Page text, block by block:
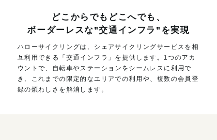
どこからでもどこへでも、
ボーダーレスな”交通インフラ”を実現
ハローサイクリングは、シェアサイクリングサービスを相
互利用できる「交通インフラ」を提供します。1つのアカ
ウントで、自転車やステーションをシームレスに利用で
き、これまでの限定的なエリアでの利用や、複数の会員登
録の煩わしさを解消します。